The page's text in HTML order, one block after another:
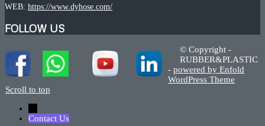
WEB: https://www.dyhose.com/
FOLLOW US
© Copyright -
RUBBER&PLASTIC
- powered by Enfold
WordPress Theme
Scroll to top
Contact Us